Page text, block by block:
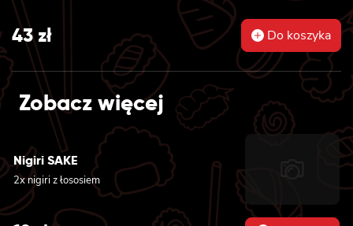
43zł Do koszyka
Zobacz więcej
Nigiri SAKE
2x nigiri z łososiem